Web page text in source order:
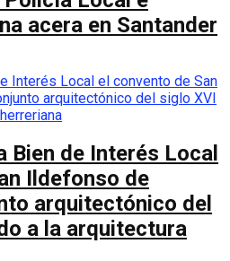
acera en Santander
Bien de Interés Local
Ildefonso de
arquitectónico del
a la arquitectura